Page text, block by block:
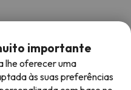
importante
lhe oferecer uma
às suas preferências